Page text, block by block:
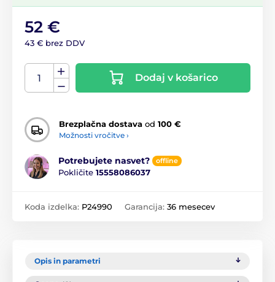
52 €
43 € brez DDV
Dodaj v košarico
Brezplačna dostava od 100 €
Možnosti vročitve ›
Potrebujete nasvet? offline
Pokličite 15558086037
Koda izdelka: P24990 Garancija: 36 mesecev
Opis in parametri